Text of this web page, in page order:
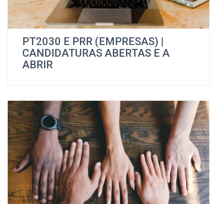
PT2030 E PRR (EMPRESAS) |
CANDIDATURAS ABERTAS E A
ABRIR